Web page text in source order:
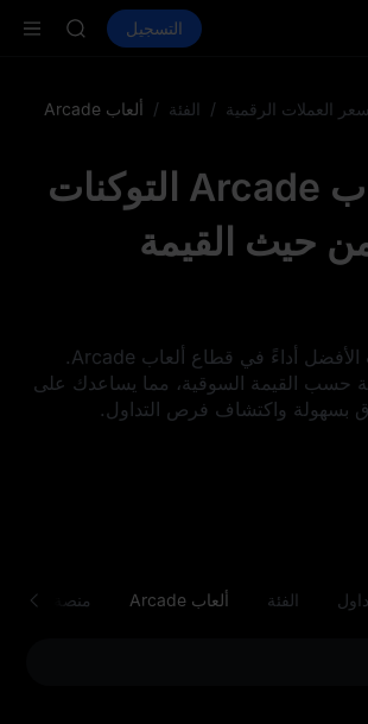
الأسواق العقود الفوريةالتسجيل
SKYAI
اشتراك سوق
سعر العملات الرقمية / الفئة / ألعاب Arcade
أعلى ألعاب Arcade التوكنات
حيث القيمة
استكشف العملات الأفضل أداءً في قطاع ألعاب Arcade.
حسب القيمة السوقية، مما يساعدك على
بسهولة واكتشاف فرص التداول.
الفئة ألعاب Arcade منصة العقود